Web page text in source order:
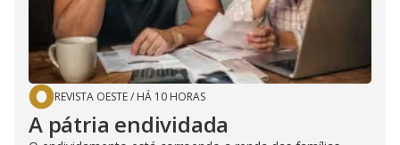
REVISTA OESTE/ HÁ 10 HORAS
A pátria endividada